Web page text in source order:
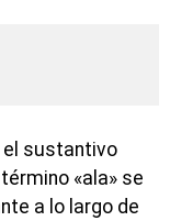
el sustantivo
«ala» se
a lo largo de